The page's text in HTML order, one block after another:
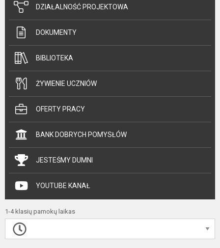
DZIAŁALNOŚĆ PROJEKTOWA
DOKUMENTY
BIBLIOTEKA
ŻYWIENIE UCZNIÓW
OFERTY PRACY
BANK DOBRYCH POMYSŁÓW
JESTEŚMY DUMNI
YOUTUBE KANAŁ
1-4 klasių pamokų laikas